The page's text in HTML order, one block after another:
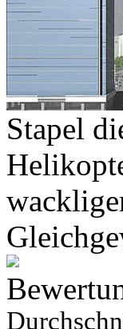
Stapel